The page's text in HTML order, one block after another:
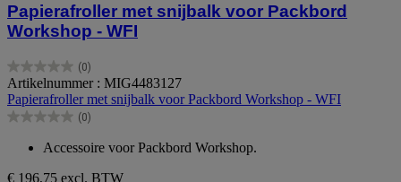
Papierafroller met snijbalk voor Packbord
Workshop - WFI
(0)
0.0
van
de
5
Artikelnummer : MIG4483127
Papierafroller met snijbalk voor Packbord Workshop - WFI
(0)
0.0
5
Accessoire voor Packbord Workshop.
€ 196,75 excl. BTW